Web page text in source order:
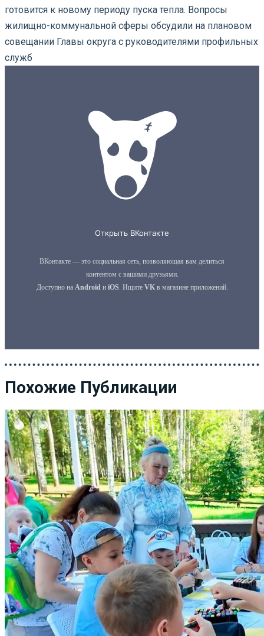
готовится к новому периоду пуска тепла. Вопросы
жилищно-коммунальной сферы обсудили на плановом
совещании Главы округа с руководителями профильных
служб
Похожие Публикации